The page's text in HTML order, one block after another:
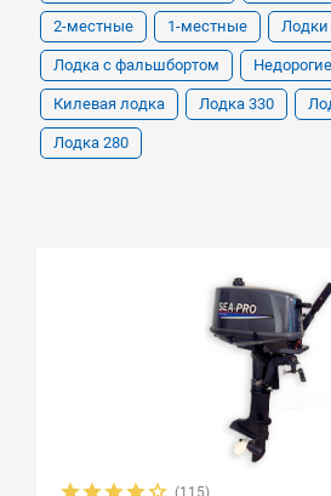
2-местные 1-местные
Лодка с фальшбортом
Килевая лодка Лодка 330
Лодка 280
(115)